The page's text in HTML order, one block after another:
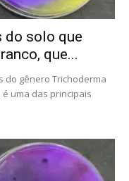
do solo que
que...
do gênero Trichoderma
uma das principais